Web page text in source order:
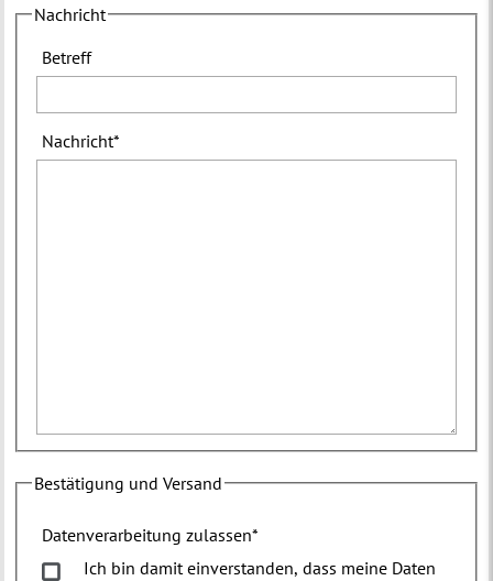
Nachricht
Betreff
Nachricht*
Bestätigung und Versand
Datenverarbeitung zulassen*
Ich bin damit einverstanden, dass meine Daten